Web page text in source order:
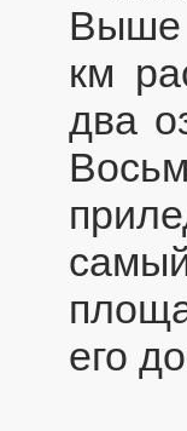
Выше
км
два
его